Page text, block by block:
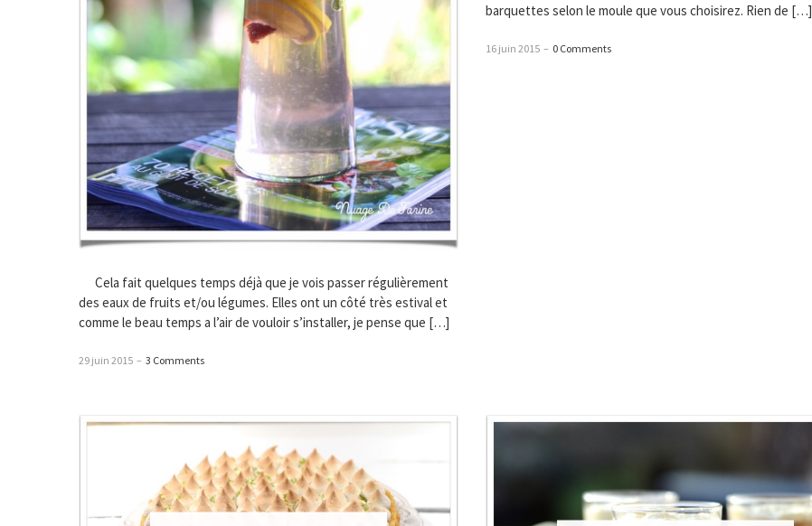
Cela fait quelques temps déjà que je vois passer régulièrement
des eaux de fruits et/ou légumes. Elles ont un côté très estival et
comme le beau temps a l’air de vouloir s’installer, je pense que […]
29 juin 2015 – 3 Comments
barquettes selon le moule que vous choisirez. Rien de […]
16 juin 2015 – 0 Comments